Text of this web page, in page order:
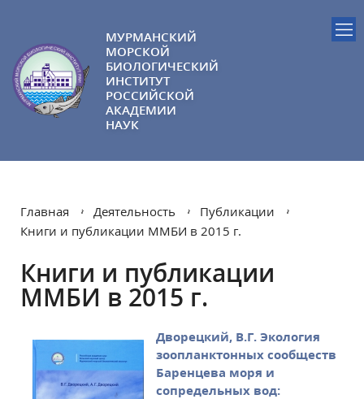
МУРМАНСКИЙ
МОРСКОЙ
БИОЛОГИЧЕСКИЙ
ИНСТИТУТ
РОССИЙСКОЙ
АКАДЕМИИ
НАУК
Главная Деятельность
Публикации
Книги и публикации ММБИ в 2015 г.
Книги и публикации
ММБИ в 2015 г.
Дворецкий, В.Г. Экология
зоопланктонных сообществ
Баренцева моря и
сопредельных вод: